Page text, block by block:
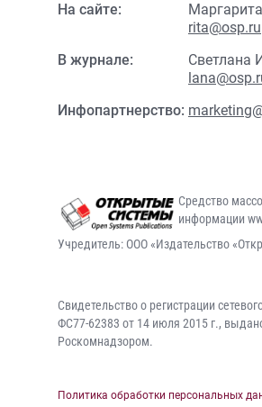
На сайте:
rita@osp.ru
В журнале:
Светлана
Инфопартнерство:
Средство
информации
Учредитель: ООО «Издательство
Свидетельство о регистрации
ФС77-62383 от 14 июля 2015 г.,
Роскомнадзором.
Политика обработки персональных